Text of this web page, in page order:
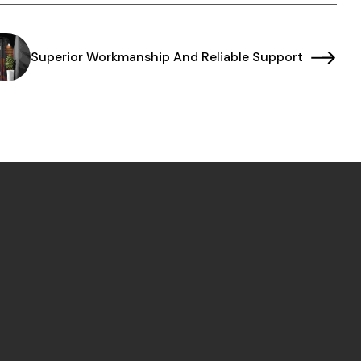
Superior Workmanship And Reliable Support